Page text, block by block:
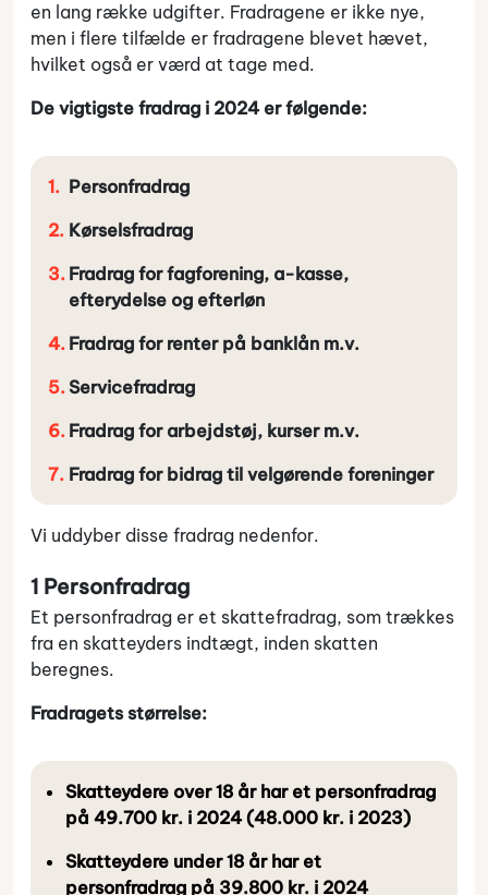
en lang række udgifter. Fradragene er ikke nye,
men i flere tilfælde er fradragene blevet hævet,
hvilket også er værd at tage med.
De vigtigste fradrag i 2024 er følgende:
Personfradrag
Kørselsfradrag
Fradrag for fagforening, a-kasse,
efterydelse og efterløn
Fradrag for renter på banklån m.v.
Servicefradrag
Fradrag for arbejdstøj, kurser m.v.
Fradrag for bidrag til velgørende foreninger
Vi uddyber disse fradrag nedenfor.
1 Personfradrag
Et personfradrag er et skattefradrag, som trækkes
fra en skatteyders indtægt, inden skatten
beregnes.
Fradragets størrelse:
Skatteydere over 18 år har et personfradrag
på 49.700 kr. i 2024 (48.000 kr. i 2023)
Skatteydere under 18 år har et
personfradrag på 39.800 kr. i 2024